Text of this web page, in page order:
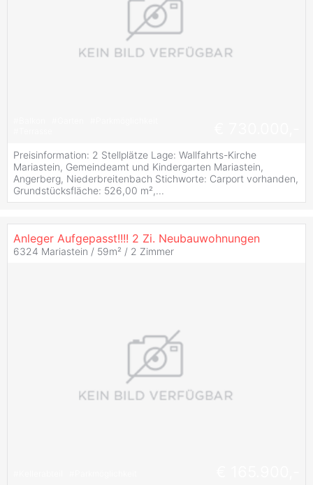
Preisinformation: 2 Stellplätze Lage: Wallfahrts-Kirche
Mariastein, Gemeindeamt und Kindergarten Mariastein,
Angerberg, Niederbreitenbach Stichworte: Carport vorhanden,
Grundstücksfläche: 526,00 m²,...
Anleger Aufgepasst!!!! 2 Zi. Neubauwohnungen
6324 Mariastein / 59m² / 2 Zimmer